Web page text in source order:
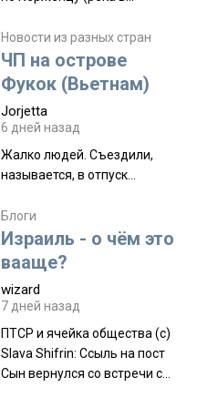
села Керженец до стоящего
на берегу Волги
Макарьевского монастыря,
это маршрут на 200 км
[видео]
Новости из разных стран
ЧП на острове
Фукок (Вьетнам)
Jorjetta
6 дней назад
Жалко людей. Съездили,
называется, в отпуск...
Блоги
Израиль - о чём это
вааще?
wizard
7 дней назад
ПТСР и ячейка общества (с)
Slava Shifrin: Ссыль на пост
Сын вернулся со встречи с